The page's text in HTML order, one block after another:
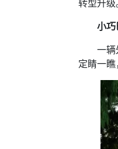
转型升级
小巧
一辆外
定睛一